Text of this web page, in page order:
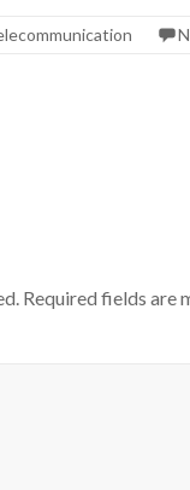
Required fields are